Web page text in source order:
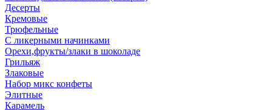
Десерты
Кремовые
Трюфельные
С ликерными начинками
Орехи,фрукты/злаки в шоколаде
Грильяж
Злаковые
Набор микс конфеты
Элитные
Карамель